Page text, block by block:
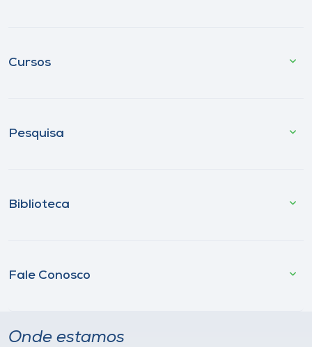
Cursos
Pesquisa
Biblioteca
Fale Conosco
Onde estamos